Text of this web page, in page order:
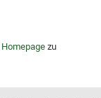
Homepage zu